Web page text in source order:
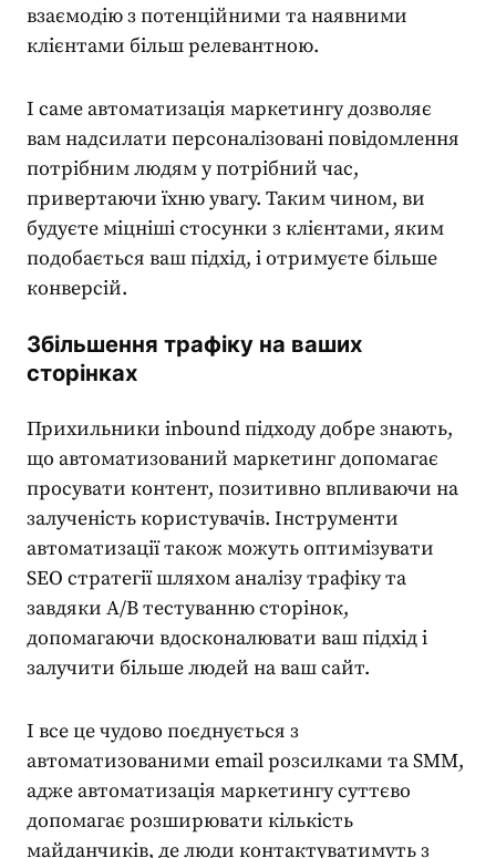
взаємодію з потенційними та наявними
клієнтами більш релевантною.
І саме автоматизація маркетингудозволяє
вам надсилати персоналізовані повідомлення
потрібним людям у потрібний час,
привертаючи їхню увагу. Таким чином, ви
будуєте міцніші стосунки з клієнтами, яким
подобається ваш підхід, і отримуєте більше
конверсій.
Збільшення трафіку на ваших
сторінках
Прихильники inbound підходу добре знають,
що автоматизований маркетингдопомагає
просувати контент, позитивно впливаючи на
залученість користувачів. Інструменти
автоматизації також можуть оптимізувати
SEO стратегії шляхом аналізу трафіку та
завдяки A/B тестуванню сторінок,
допомагаючи вдосконалювати ваш підхід і
залучити більше людей на ваш сайт.
І все це чудово поєднується з
автоматизованими email розсилками та SMM,
адже автоматизація маркетингусуттєво
допомагає розширювати кількість
майданчиків, де люди контактуватимуть з